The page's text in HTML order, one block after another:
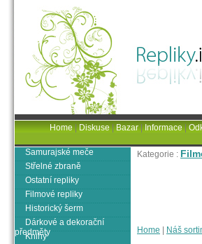
Kategorie :
Home Náš
Samurajské meče
Střelné zbraně
Ostatní repliky
Filmové repliky
Historický šerm
Dárkové a dekorační
předměty
Knihy
Home|Diskuse|Bazar|Informace|